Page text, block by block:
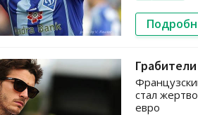
стал
евро